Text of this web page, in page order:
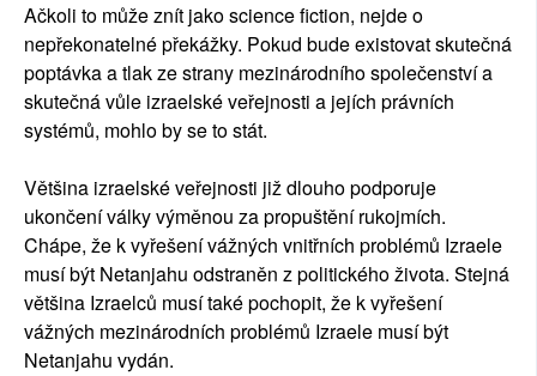
Ačkoli to může znít jako science fiction, nejde o
nepřekonatelné překážky. Pokud bude existovat skutečná
poptávka a tlak ze strany mezinárodního společenství a
skutečná vůle izraelské veřejnosti a jejích právních
systémů, mohlo by se to stát.
Většina izraelské veřejnosti již dlouho podporuje
ukončení války výměnou za propuštění rukojmích.
Chápe, že k vyřešení vážných vnitřních problémů Izraele
musí být Netanjahu odstraněn z politického života. Stejná
většina Izraelců musí také pochopit, že k vyřešení
vážných mezinárodních problémů Izraele musí být
Netanjahu vydán.